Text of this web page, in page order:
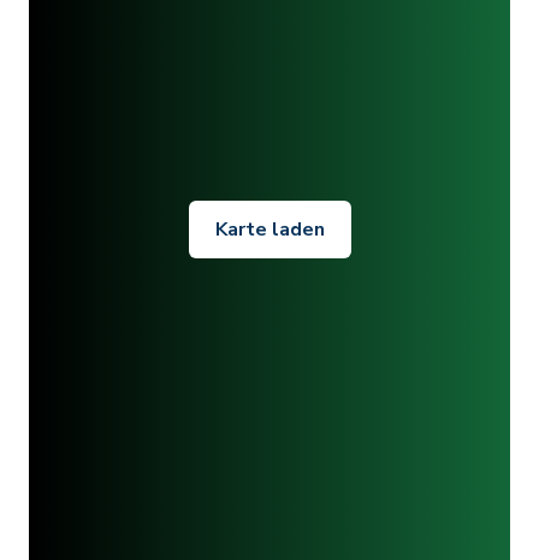
Karte laden